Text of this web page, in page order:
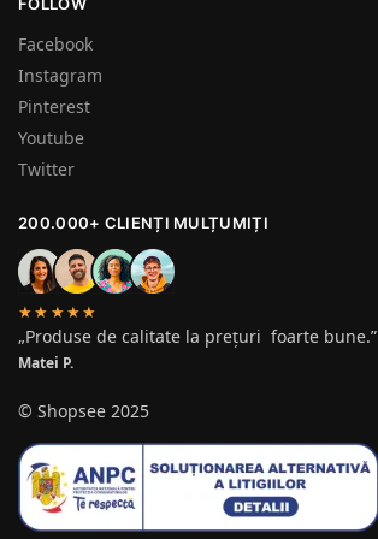
FOLLOW
Facebook
Instagram
Pinterest
Youtube
Twitter
200.000+ CLIENȚI MULȚUMIȚI
★★★★★
„Produse de calitate la prețuri foarte bune.”
Matei P.
© Shopsee 2025